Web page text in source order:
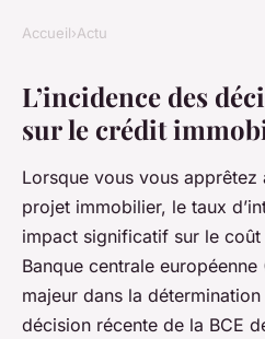
Comment les
de la BCE
des prêts
Nathalie 22 décembre 2023
Accueil›Actu
L’incidence des
sur le crédit
Lorsque vous vous
projet immobilier, le taux
impact significatif sur le
Banque centrale
majeur dans la
décision récente de la BCE